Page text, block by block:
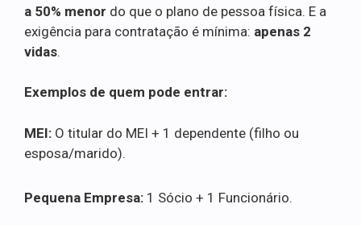
a 50% menor do que o plano de pessoa física. E a
exigência para contratação é mínima: apenas 2
vidas.
Exemplos de quem pode entrar:
MEI: O titular do MEI + 1 dependente (filho ou
esposa/marido).
Pequena Empresa: 1 Sócio + 1 Funcionário.